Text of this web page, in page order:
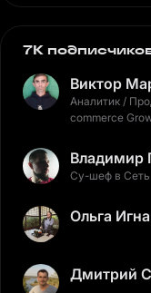
7K
Виктор
Аналитик /
commerce
Владимир
Су-шеф в Сеть
Ольга
Дмитрий